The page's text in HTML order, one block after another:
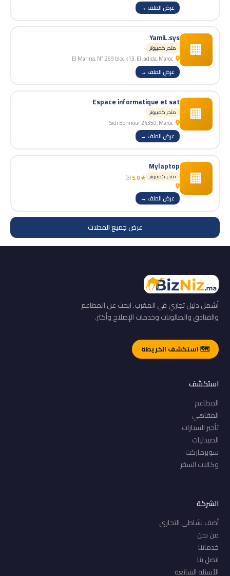
عرض الملف →
🏢
YamiL.sys
متجر كمبيوتر
عرض الملف →
🏢
Espace informatique et sat
متجر كمبيوتر
عرض الملف →
🏢
Mylaptop
متجر كمبيوتر ★ 5.0
(3)
عرض الملف →
عرض جميع المحلات
أشمل دليل تجاري في المغرب. ابحث عن المطاعم
والفنادق والصالونات وخدمات الإصلاح وأكثر.
🗺️ استكشف الخريطة
استكشف
المطاعم
المقاهي
تأجير السيارات
الصيدليات
سوبرماركت
وكالات السفر
الشركة
أضف نشاطي التجاري
من نحن
خدماتنا
اتصل بنا
الأسئلة الشائعة